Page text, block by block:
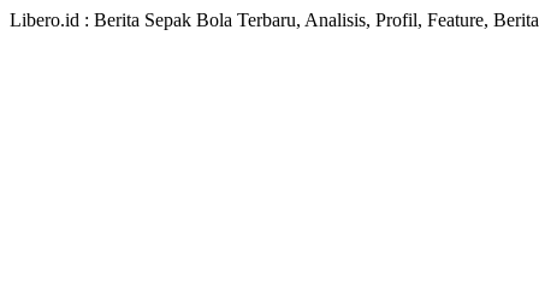
Libero.id : Berita Sepak Bola Terbaru, Analisis, Profil, Feature,